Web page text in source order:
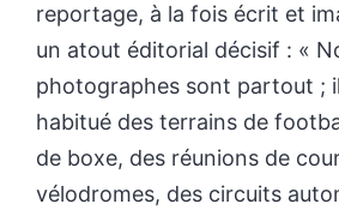
reportage, à la fois écrit et
un atout éditorial décisif : «
photographes sont partout ; il
habitué des terrains de
de boxe, des réunions de
vélodromes, des circuits